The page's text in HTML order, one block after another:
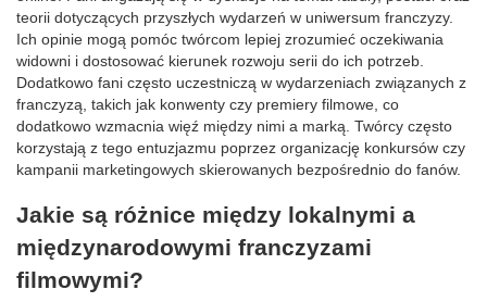
teorii dotyczących przyszłych wydarzeń w uniwersum franczyzy.
Ich opinie mogą pomóc twórcom lepiej zrozumieć oczekiwania
widowni i dostosować kierunek rozwoju serii do ich potrzeb.
Dodatkowo fani często uczestniczą w wydarzeniach związanych z
franczyzą, takich jak konwenty czy premiery filmowe, co
dodatkowo wzmacnia więź między nimi a marką. Twórcy często
korzystają z tego entuzjazmu poprzez organizację konkursów czy
kampanii marketingowych skierowanych bezpośrednio do fanów.
Jakie są różnice między lokalnymi a
międzynarodowymi franczyzami
filmowymi?